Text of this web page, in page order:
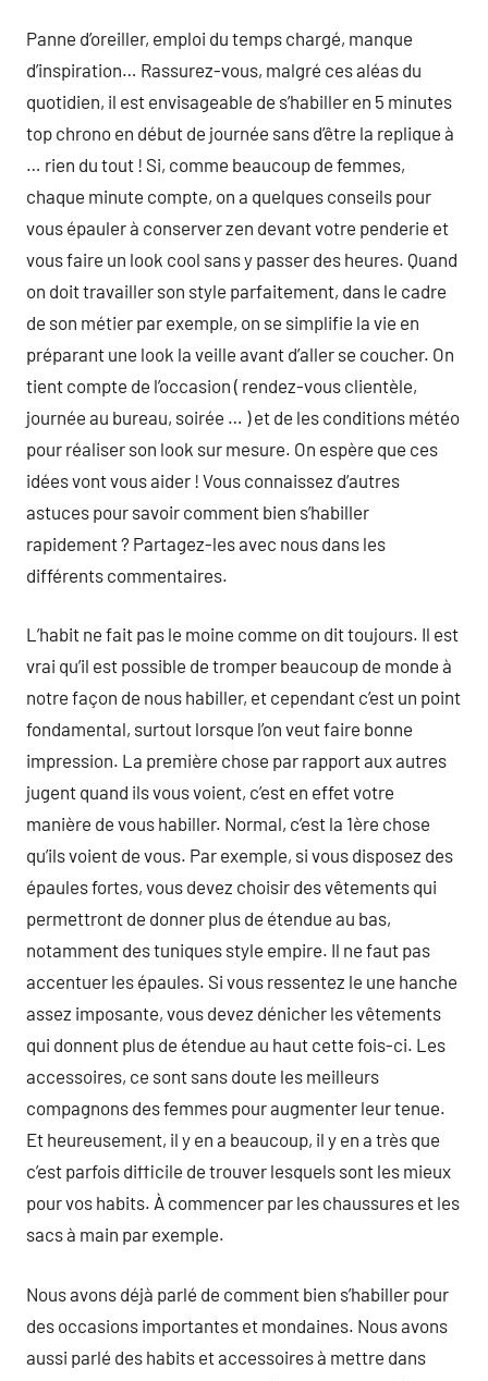
Panne d’oreiller, emploi du temps chargé, manque
d’inspiration… Rassurez-vous, malgré ces aléas du
quotidien, il est envisageable de s’habiller en 5 minutes
top chrono en début de journée sans d’être la replique à
… rien du tout ! Si, comme beaucoup de femmes,
chaque minute compte, on a quelques conseils pour
vous épauler à conserver zen devant votre penderie et
vous faire un look cool sans y passer des heures. Quand
on doit travailler son style parfaitement, dans le cadre
de son métier par exemple, on se simplifie la vie en
préparant une look la veille avant d’aller se coucher. On
tient compte de l’occasion ( rendez-vous clientèle,
journée au bureau, soirée … ) et de les conditions météo
pour réaliser son look sur mesure. On espère que ces
idées vont vous aider ! Vous connaissez d’autres
astuces pour savoir comment bien s’habiller
rapidement ? Partagez-les avec nous dans les
différents commentaires.
L’habit ne fait pas le moine comme on dit toujours. Il est
vrai qu’il est possible de tromper beaucoup de monde à
notre façon de nous habiller, et cependant c’est un point
fondamental, surtout lorsque l’on veut faire bonne
impression. La première chose par rapport aux autres
jugent quand ils vous voient, c’est en effet votre
manière de vous habiller. Normal, c’est la 1ère chose
qu’ils voient de vous. Par exemple, si vous disposez des
épaules fortes, vous devez choisir des vêtements qui
permettront de donner plus de étendue au bas,
notamment des tuniques style empire. Il ne faut pas
accentuer les épaules. Si vous ressentez le une hanche
assez imposante, vous devez dénicher les vêtements
qui donnent plus de étendue au haut cette fois-ci. Les
accessoires, ce sont sans doute les meilleurs
compagnons des femmes pour augmenter leur tenue.
Et heureusement, il y en a beaucoup, il y en a très que
c’est parfois difficile de trouver lesquels sont les mieux
pour vos habits. À commencer par les chaussures et les
sacs à main par exemple.
Nous avons déjà parlé de comment bien s’habiller pour
des occasions importantes et mondaines. Nous avons
aussi parlé des habits et accessoires à mettre dans